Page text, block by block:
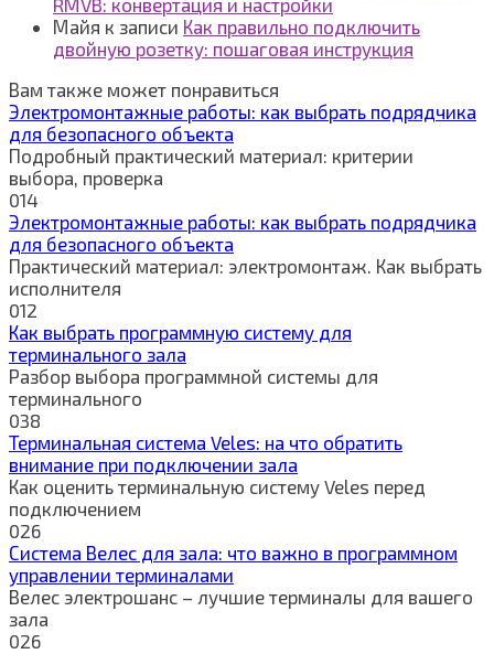
RMVB: конвертация и настройки
Майя к записи Как правильно подключить
двойную розетку: пошаговая инструкция
Вам также может понравиться
Электромонтажные работы: как выбрать подрядчика
для безопасного объекта
Подробный практический материал: критерии
выбора, проверка
014
Электромонтажные работы: как выбрать подрядчика
для безопасного объекта
Практический материал: электромонтаж. Как выбрать
исполнителя
012
Как выбрать программную систему для
терминального зала
Разбор выбора программной системы для
терминального
038
Терминальная система Veles: на что обратить
внимание при подключении зала
Как оценить терминальную систему Veles перед
подключением
026
Система Велес для зала: что важно в программном
управлении терминалами
Велес электрошанс – лучшие терминалы для вашего
зала
026